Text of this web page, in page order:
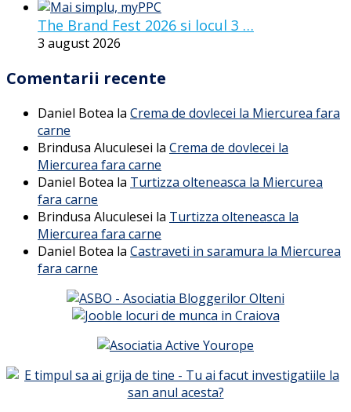
The Brand Fest 2026 si locul 3 …
3 august 2026
Comentarii recente
Daniel Botea la Crema de dovlecei la Miercurea fara
carne
Brindusa Aluculesei la Crema de dovlecei la
Miercurea fara carne
Daniel Botea la Turtizza olteneasca la Miercurea
fara carne
Brindusa Aluculesei la Turtizza olteneasca la
Miercurea fara carne
Daniel Botea la Castraveti in saramura la Miercurea
fara carne